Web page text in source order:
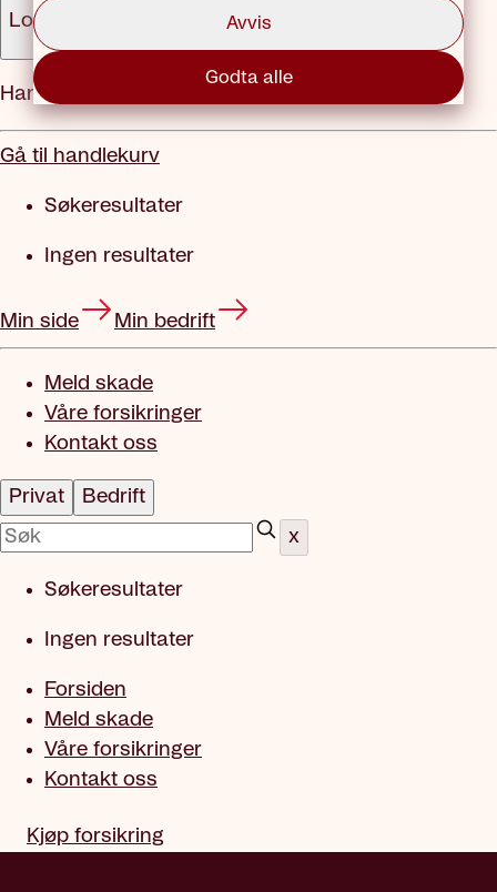
Avvis
Godta alle
Logg inn
Handlekurv
Gå til handlekurv
Søkeresultater
Ingen resultater
Min side Min bedrift
Meld skade
Våre forsikringer
Kontakt oss
Privat
Bedrift
x
Søkeresultater
Ingen resultater
Forsiden
Meld skade
Våre forsikringer
Kontakt oss
Kjøp forsikring